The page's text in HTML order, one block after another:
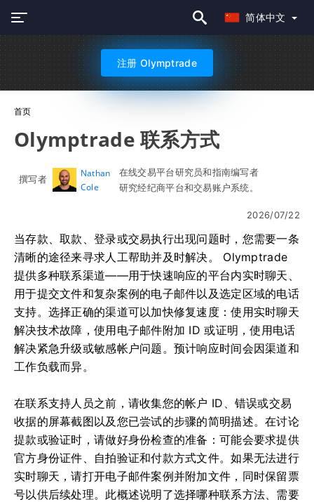
简体中文
注册 Olymptrade
首页
Olymptrade 联系方式
撰写者
Nathan
Cole
在线交易平台研究员和指南编写者
研究经纪商平台和交易账户系统。
2026/07/22
当存款、取款、登录或交易执行出现问题时，您需要一条
清晰的途径来寻求人工帮助并及时解决。 Olymptrade
提供多种联系渠道——用于快速响应的平台内实时聊天、
用于提交文件和复杂案例的电子邮件以及选定区域的电话
支持。选择正确的渠道可以加快修复速度：使用实时聊天
解决技术故障，使用电子邮件附加 ID 或证明，使用电话
解决紧急升级或敏感帐户问题。预计响应时间会因渠道和
工作负载而异。
在联系支持人员之前，请收集您的帐户 ID、错误或交易
收据的屏幕截图以及您已尝试的步骤的简明描述。在讨论
提款或验证时，请做好身份检查的准备：可能会要求提供
官方身份证件、自拍验证和付款方式文件。如果无法进行
实时聊天，请打开电子邮件案例并附加文件，同时保留票
号以供后续处理。此概述说明了选择哪种联系方法、需要